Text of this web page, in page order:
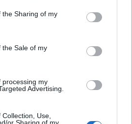
usage behaviour. You may click to
Google and its third-party tags to
purposes in below Google
the Sharing of my
the Sale of my
processing my
Advertising.
Use,